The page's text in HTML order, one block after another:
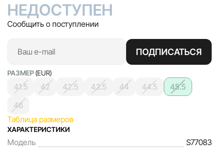
НЕДОСТУПЕН
Сообщить о поступлении
ПОДПИСАТЬСЯ
РАЗМЕР (EUR)
41.5 42 42.5 43.5 44 44.5
45.5
46
Таблица размеров
ХАРАКТЕРИСТИКИ
Модель S77083